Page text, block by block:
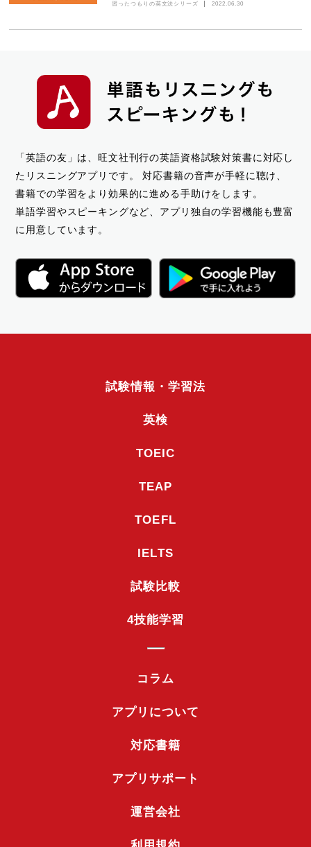
習ったつもりの英文法シリーズ 2022.06.30
「英語の友」は、旺文社刊行の英語資格試験対策書に対応し
たリスニングアプリです。
対応書籍の音声が手軽に聴け、
書籍での学習をより効果的に進める手助けをします。
単語学習やスピーキングなど、アプリ独自の学習機能も豊富
に用意しています。
試験情報・学習法
英検
TOEIC
TEAP
TOEFL
IELTS
試験比較
4技能学習
コラム
アプリについて
対応書籍
アプリサポート
運営会社